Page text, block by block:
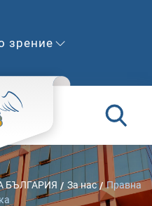
зрение
БЪЛГАРИЯ За нас
Правна